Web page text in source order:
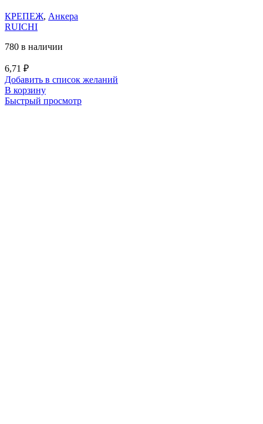
КРЕПЕЖ, Анкера
RUICHI
780 в наличии
6,71 ₽
Добавить в список желаний
В корзину
Быстрый просмотр